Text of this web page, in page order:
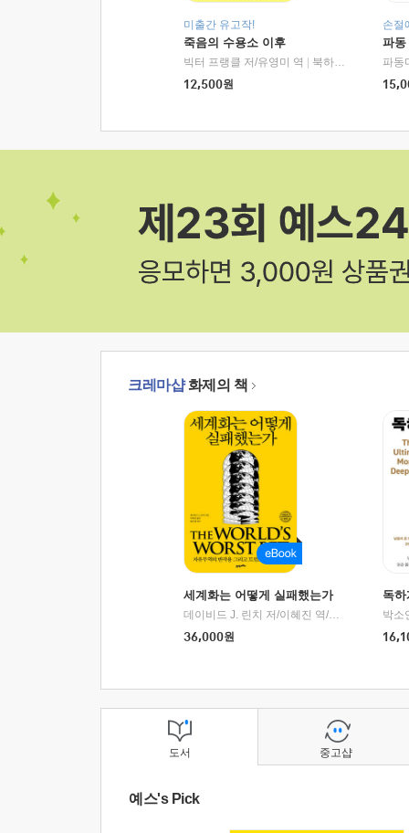
미출간 유고작!
죽음의 수용소 이후
빅터 프랭클 저/유영미 역
북하우스
12,500원
손절
파동
파동
크레마샵화제의 책
세계화는 어떻게 실패했는가
데이비드 J. 린치 저/이혜진 역/최준영 감수 | 21
36,000원
독
박소
도서
예스's Pick
중고샵